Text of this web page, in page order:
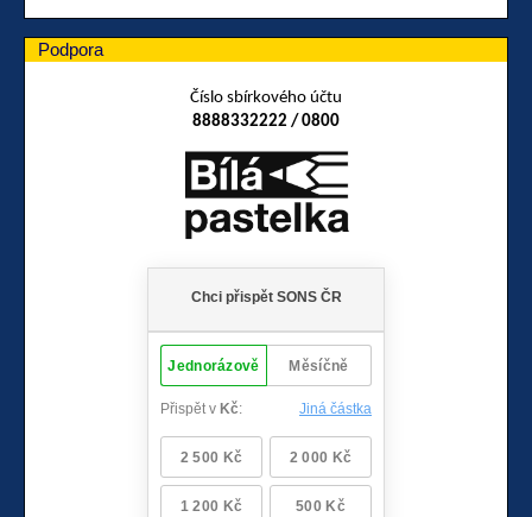
Podpora
Číslo sbírkového účtu
8888332222 / 0800